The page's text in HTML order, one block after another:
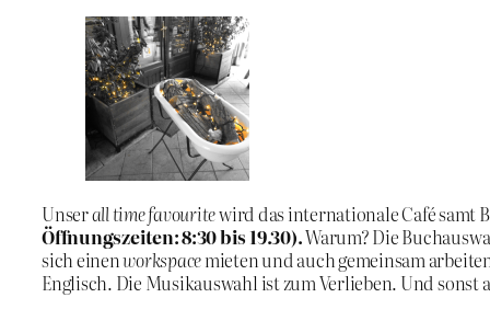
Unserall time favouritewird das internationale Café samt
Öffnungszeiten: 8:30 bis 19.30).Warum? Die
sich einenworkspacemieten und auch gemeinsam
Englisch. Die Musikauswahl ist zum Verlieben. Und sonst